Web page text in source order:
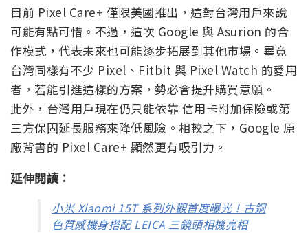
目前 Pixel Care+ 僅限美國推出，這對台灣用戶來說
可能有點可惜。不過，這次 Google 與 Asurion 的合
作模式，代表未來也可能逐步拓展到其他市場。畢竟
台灣同樣有不少 Pixel、Fitbit 與 Pixel Watch 的愛用
者，若能引進這樣的方案，勢必會提升購買意願。
此外，台灣用戶現在仍只能依靠 信用卡附加保險或第
三方保固延長服務來降低風險。相較之下，Google 原
廠背書的 Pixel Care+ 顯然更有吸引力。
延伸閱讀：
小米 Xiaomi 15T 系列外觀首度曝光！古銅
色質感機身搭配 LEICA 三鏡頭相機亮相